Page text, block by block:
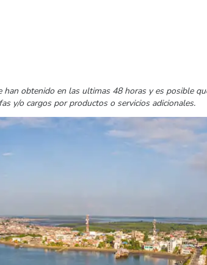
han obtenido en las ultimas 48 horas y es posible
y/o cargos por productos o servicios adicionales.